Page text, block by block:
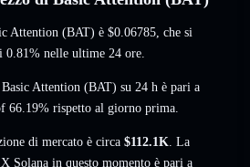
Attention (BAT) è $0.06785, che si
0.81% nelle ultime 24 ore.
Attention (BAT) su 24 h è pari a
66.19% rispetto al giorno prima.
di mercato è circa $112.1K. La
Solana in questo momento è pari a